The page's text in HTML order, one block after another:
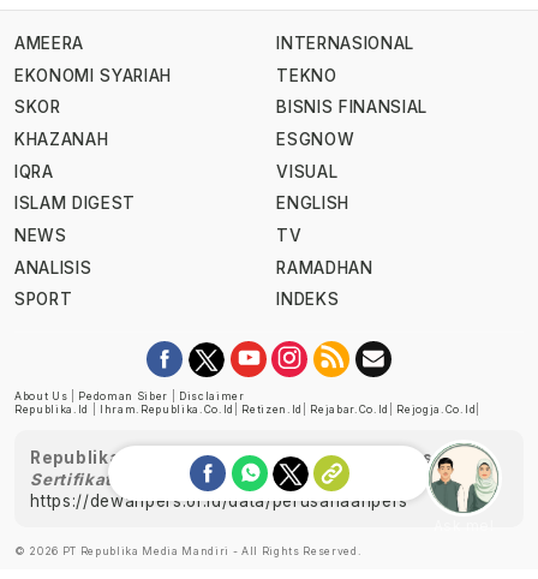
AMEERA
EKONOMI SYARIAH
SKOR
KHAZANAH
IQRA
ISLAM DIGEST
NEWS
ANALISIS
SPORT
INTERNASIONAL
TEKNO
BISNIS FINANSIAL
ESGNOW
VISUAL
ENGLISH
TV
RAMADHAN
INDEKS
About Us Pedoman Siber
Disclaimer
Republika.id
Ihram.republika.co.id Retizen.id Rejabar.co.id Rejogja.co.id
Republika telah diverifikasi oleh Dewan Pers
Sertifikat Nomor 1058/DP-Verifikasi/K/XII/2022
https://dewanpers.or.id/data/perusahaanpers
© 2026 PT Republika Media Mandiri - All Rights Reserved.